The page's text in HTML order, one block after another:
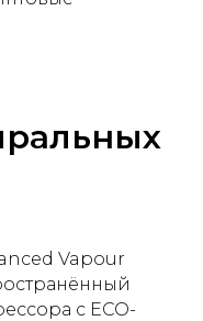
Vapour
с ECO-